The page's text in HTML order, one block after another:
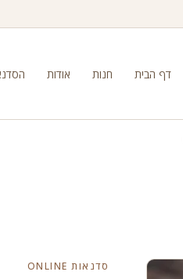
דף הבית חנות אודות
סדנאות ONLINE